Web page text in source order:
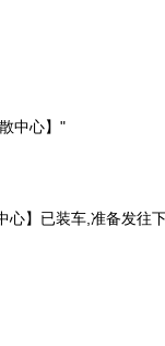
散中心】"
中心】已装车,准备发往